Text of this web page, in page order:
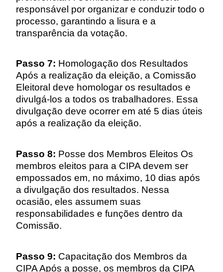
responsável por organizar e conduzir todo o
processo, garantindo a lisura e a
transparência da votação.
Passo 7: Homologação dos Resultados
Após a realização da eleição, a Comissão
Eleitoral deve homologar os resultados e
divulgá-los a todos os trabalhadores. Essa
divulgação deve ocorrer em até 5 dias úteis
após a realização da eleição.
Passo 8: Posse dos Membros Eleitos Os
membros eleitos para a CIPA devem ser
empossados em, no máximo, 10 dias após
a divulgação dos resultados. Nessa
ocasião, eles assumem suas
responsabilidades e funções dentro da
Comissão.
Passo 9: Capacitação dos Membros da
CIPA Após a posse, os membros da CIPA